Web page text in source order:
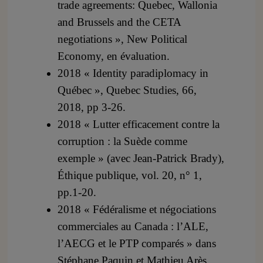
trade agreements: Quebec, Wallonia
and Brussels and the CETA
negotiations », New Political
Economy, en évaluation.
2018 « Identity paradiplomacy in
Québec », Quebec Studies, 66,
2018, pp 3-26.
2018 « Lutter efficacement contre la
corruption : la Suède comme
exemple » (avec Jean-Patrick Brady),
Éthique publique, vol. 20, n° 1,
pp.1-20.
2018 « Fédéralisme et négociations
commerciales au Canada : l’ALE,
l’AECG et le PTP comparés » dans
Stéphane Paquin et Mathieu Arès